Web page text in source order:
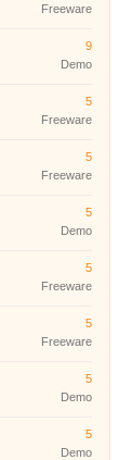
Freeware
9
Demo
5
Freeware
5
Freeware
5
Demo
5
Freeware
5
Freeware
5
Demo
5
Demo